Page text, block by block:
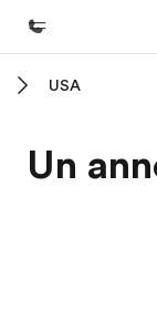
Programmi
USA
Un